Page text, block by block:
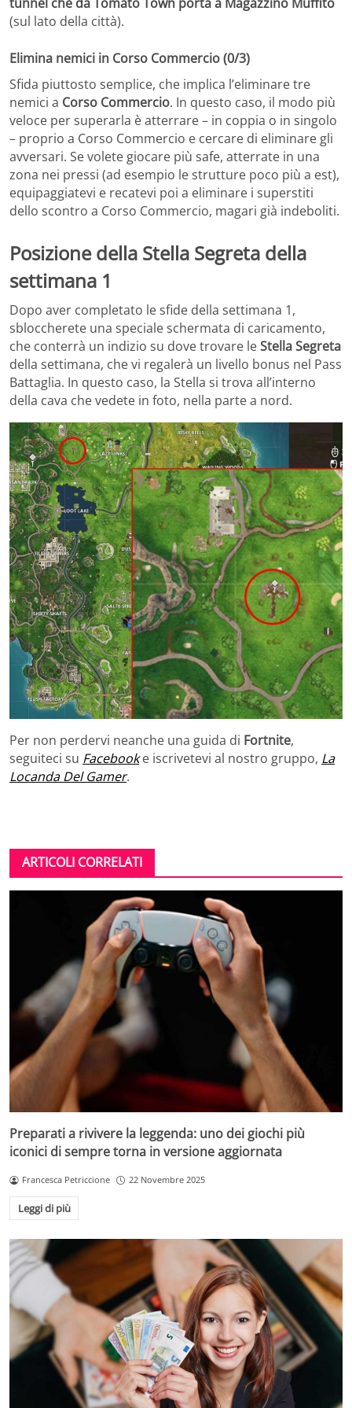
(sul lato della città).
Elimina nemici in Corso Commercio (0/3)
Sfida piuttosto semplice, che implica l’eliminare tre
nemici a Corso Commercio. In questo caso, il modo più
veloce per superarla è atterrare – in coppia o in singolo
– proprio a Corso Commercio e cercare di eliminare gli
avversari. Se volete giocare più safe, atterrate in una
zona nei pressi (ad esempio le strutture poco più a est),
equipaggiatevi e recatevi poi a eliminare i superstiti
dello scontro a Corso Commercio, magari già indeboliti.
Posizione della Stella Segreta della
settimana 1
Dopo aver completato le sfide della settimana 1,
sbloccherete una speciale schermata di caricamento,
che conterrà un indizio su dove trovare leStella Segreta
della settimana, che vi regalerà un livello bonus nel Pass
Battaglia. In questo caso, la Stella si trova all’interno
della cava che vedete in foto, nella parte a nord.
Per non perdervi neanche una guida di Fortnite,
seguiteci su Facebooke iscrivetevi al nostro gruppo, La
Locanda Del Gamer.
ARTICOLI CORRELATI
Preparati a rivivere la leggenda: uno dei giochi più
iconici di sempre torna in versione aggiornata
Francesca Petriccione 22 Novembre 2025
Leggi di più